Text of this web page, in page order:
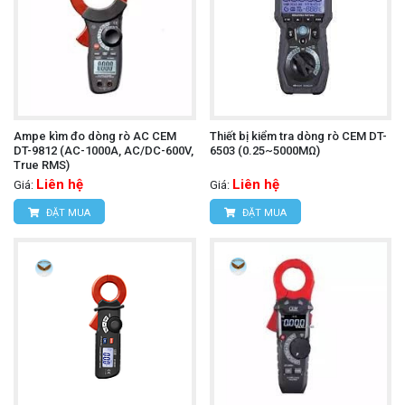
quốc tế nghiêm ngặt như IEC 61010-1 CAT III
300V Pollution Degree 2, IEC 61010-2-032, đảm
bảo an toàn cho người sử dụng khi làm việc với hệ
thống điện.
Phụ kiện đi kèm
Thông thường, bộ Kyoritsu 2431 sẽ đi kèm với:
Pin AAA (R03 1.5V) x 2 viên.
Túi đựng mềm Kyoritsu 9097.
Sách hướng dẫn sử dụng.
Tìm hiểu thêm:
Ampe kìm UNI-T UT208B
Ứng dụng phổ biến
Kyoritsu 2431 là một công cụ không thể thiếu cho
Ampe kìm đo dòng rò AC CEM
DT-9812 (AC-1000A, AC/DC-600V,
True RMS)
Giá: Liên hệ
ĐẶT MUA
Thiết bị kiểm tra dòng rò CEM DT-
6503 (0.25~5000MΩ)
Giá: Liên hệ
ĐẶT MUA